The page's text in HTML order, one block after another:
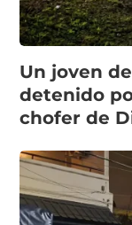
Un joven
detenido
chofer de